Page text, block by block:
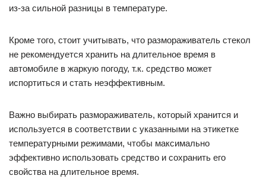
из-за сильной разницы в температуре.
Кроме того, стоит учитывать, что размораживатель стекол
не рекомендуется хранить на длительное время в
автомобиле в жаркую погоду, т.к. средство может
испортиться и стать неэффективным.
Важно выбирать размораживатель, который хранится и
используется в соответствии с указанными на этикетке
температурными режимами, чтобы максимально
эффективно использовать средство и сохранить его
свойства на длительное время.